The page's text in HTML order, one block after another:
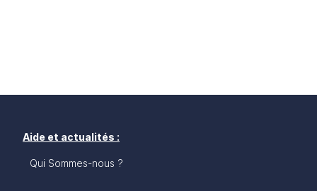
Aide et actualités :
Qui Sommes-nous ?